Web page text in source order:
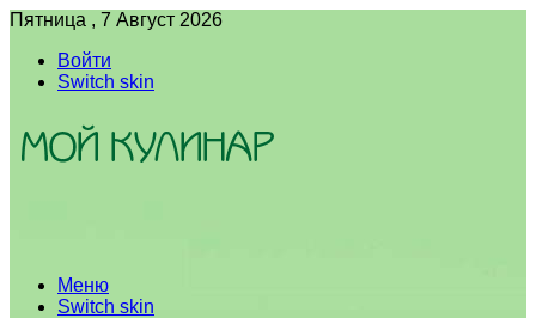
Пятница , 7 Август 2026
Войти
Switch skin
Меню
Switch skin